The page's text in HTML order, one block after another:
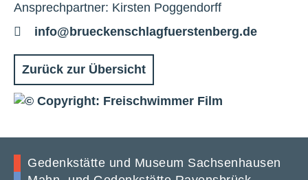
Ansprechpartner: Kirsten Poggendorff
E-
info@brueckenschlagfuerstenberg.de
Zurück zur Übersicht
Gedenkstätte und Museum Sachsenhausen